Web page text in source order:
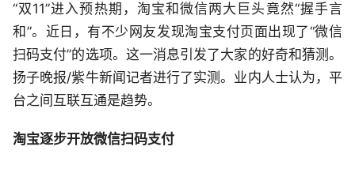
“双11”进入预热期，淘宝和微信两大巨头竟然“握手言
和”。近日，有不少网友发现淘宝支付页面出现了“微信
扫码支付”的选项。这一消息引发了大家的好奇和猜测。
扬子晚报/紫牛新闻记者进行了实测。业内人士认为，平
台之间互联互通是趋势。
淘宝逐步开放微信扫码支付